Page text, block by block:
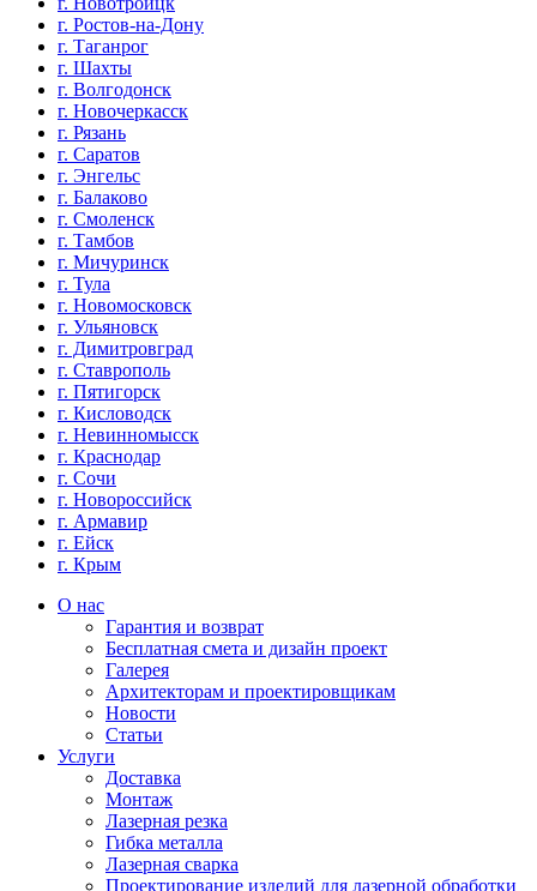
г. Ростов-на-Дону
г. Таганрог
г. Шахты
г. Волгодонск
г. Новочеркасск
г. Рязань
г. Саратов
г. Энгельс
г. Балаково
г. Смоленск
г. Тамбов
г. Мичуринск
г. Тула
г. Новомосковск
г. Ульяновск
г. Димитровград
г. Ставрополь
г. Пятигорск
г. Кисловодск
г. Невинномысск
г. Краснодар
г. Сочи
г. Новороссийск
г. Армавир
г. Ейск
г. Крым
О нас
Гарантия и возврат
Бесплатная смета и дизайн проект
Галерея
Архитекторам и проектировщикам
Новости
Статьи
Услуги
Доставка
Монтаж
Лазерная резка
Гибка металла
Лазерная сварка
Проектирование изделий для лазерной обработки